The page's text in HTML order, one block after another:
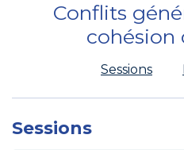
Conflits
cohésion
Sessions
Sessions